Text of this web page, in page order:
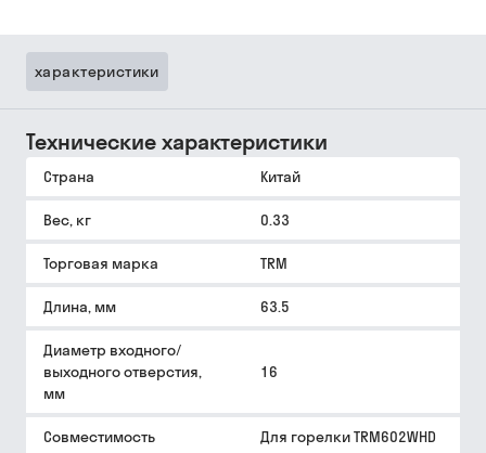
характеристики
Технические характеристики
Страна Китай
Вес, кг 0.33
Торговая марка TRM
Длина, мм 63.5
Диаметр входного/
выходного отверстия,
мм
16
Совместимость Для горелки TRM602WHD